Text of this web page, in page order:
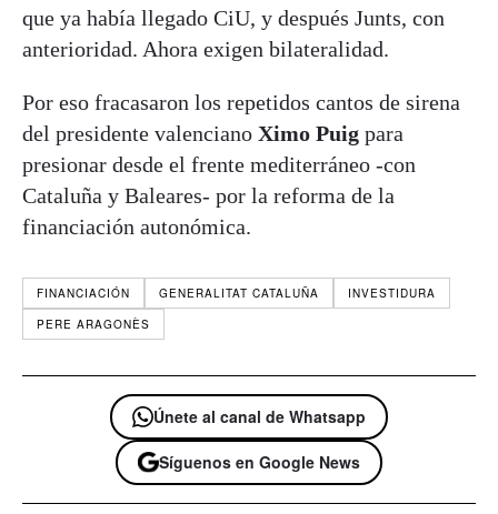
que ya había llegado CiU, y después Junts, con
anterioridad. Ahora exigen bilateralidad.
Por eso fracasaron los repetidos cantos de sirena
del presidente valenciano Ximo Puig para
presionar desde el frente mediterráneo -con
Cataluña y Baleares- por la reforma de la
financiación autonómica.
FINANCIACIÓN GENERALITAT CATALUÑA
INVESTIDURA
PERE ARAGONÈS
Únete al canal de Whatsapp
Síguenos en Google News